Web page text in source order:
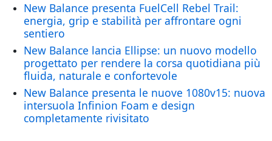
New Balance presenta FuelCell Rebel Trail:
energia, grip e stabilità per affrontare ogni
sentiero
New Balance lancia Ellipse: un nuovo modello
progettato per rendere la corsa quotidiana più
fluida, naturale e confortevole
New Balance presenta le nuove 1080v15: nuova
intersuola Infinion Foam e design
completamente rivisitato